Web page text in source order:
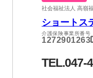
社会福祉法人 高嶺
ショートス
介護保険事業所番号
1272901263
TEL.047-